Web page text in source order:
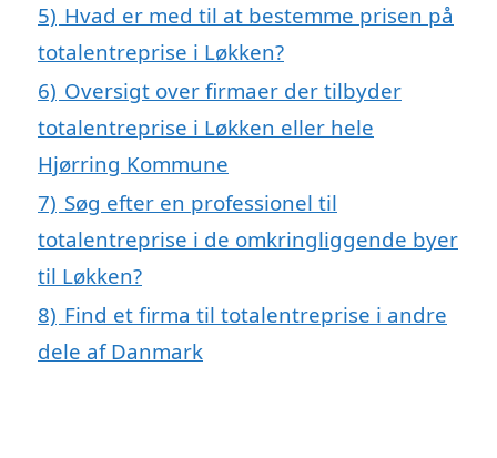
5) Hvad er med til at bestemme prisen på
totalentreprise i Løkken?
6) Oversigt over firmaer der tilbyder
totalentreprise i Løkken eller hele
Hjørring Kommune
7) Søg efter en professionel til
totalentreprise i de omkringliggende byer
til Løkken?
8) Find et firma til totalentreprise i andre
dele af Danmark